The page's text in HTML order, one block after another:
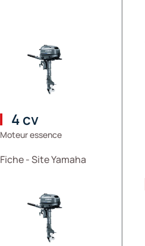
4 cv
Moteur essence
Fiche - Site Yamaha